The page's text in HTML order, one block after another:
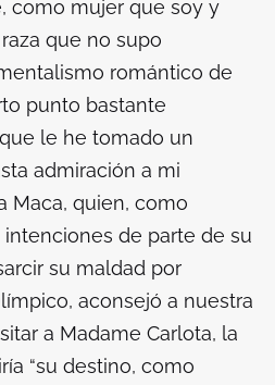
como mujer que soy y
que no supo
romántico de
punto bastante
le he tomado un
admiración a mi
Maca, quien, como
de parte de su
su maldad por
aconsejó a nuestra
a Madame Carlota, la
“su destino, como